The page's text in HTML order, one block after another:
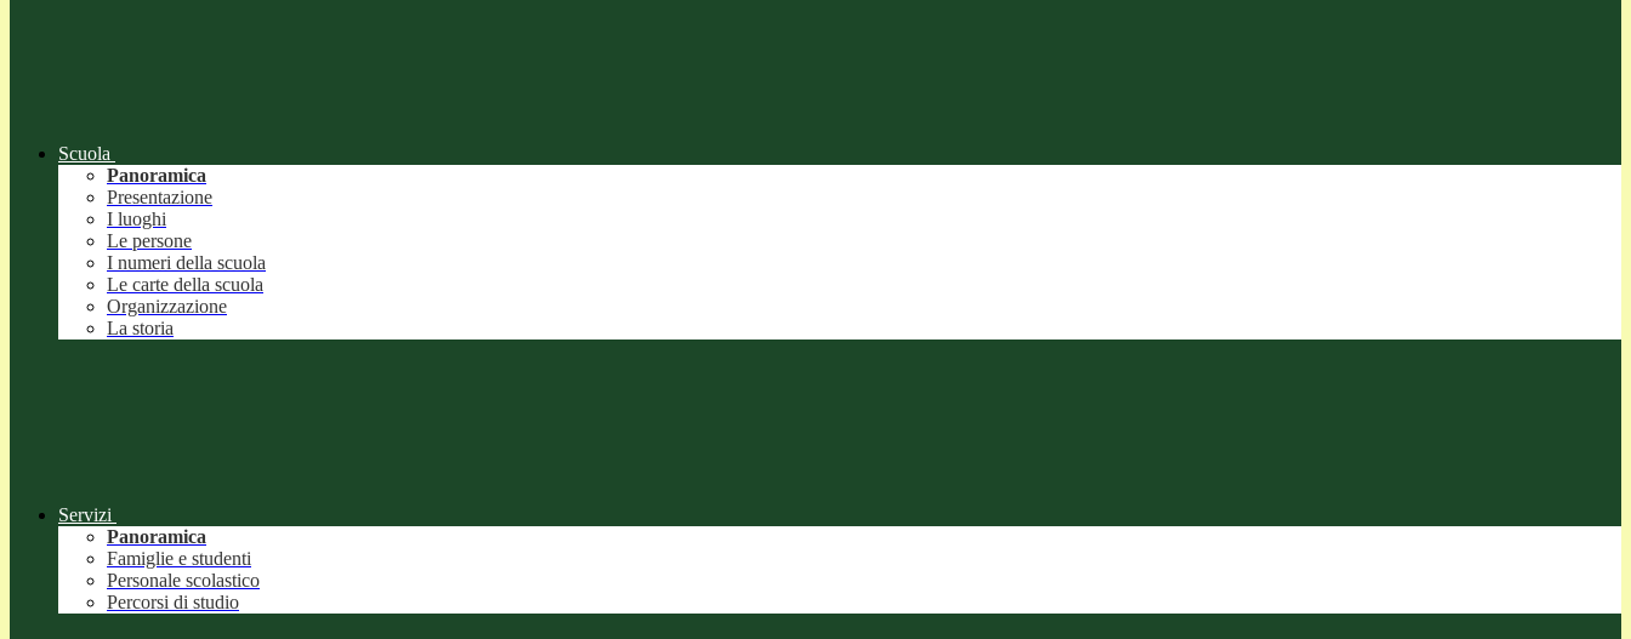
Scuola
Panoramica
Presentazione
I luoghi
Le persone
I numeri della scuola
Le carte della scuola
Organizzazione
La storia
Servizi
Panoramica
Famiglie e studenti
Personale scolastico
Percorsi di studio